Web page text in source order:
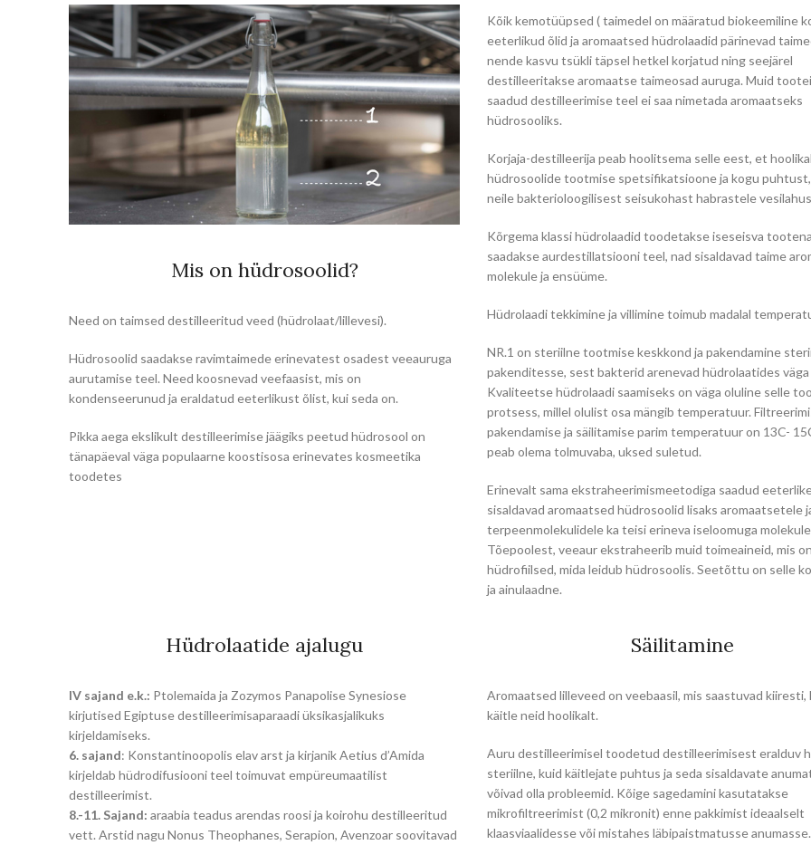
Mis on hüdrosoolid?
Need on taimsed destilleeritud veed (hüdrolaat/lillevesi).
Hüdrosoolid saadakse ravimtaimede erinevatest osadest veeauruga
aurutamise teel. Need koosnevad veefaasist, mis on
kondenseerunud ja eraldatud eeterlikust õlist, kui seda on.
Pikka aega ekslikult destilleerimise jäägiks peetud hüdrosool on
tänapäeval väga populaarne koostisosa erinevates kosmeetika
toodetes
Kõik kemotüüpsed ( taimedel on määratud biokeemiline
eeterlikud õlid ja aromaatsed hüdrolaadid pärinevad
nende kasvu tsükli täpsel hetkel korjatud ning seejärel
destilleeritakse aromaatse taimeosad auruga. Muid
saadud destilleerimise teel ei saa nimetada aromaatseks
hüdrosooliks.
Korjaja-destilleerija peab hoolitsema selle eest, et
hüdrosoolide tootmise spetsifikatsioone ja kogu puhtust,
neile bakterioloogilisest seisukohast habrastele
Kõrgema klassi hüdrolaadid toodetakse iseseisva
saadakse aurdestillatsiooni teel, nad sisaldavad taime
molekule ja ensüüme.
Hüdrolaadi tekkimine ja villimine toimub madalal
NR.1 on steriilne tootmise keskkond ja pakendamine
pakenditesse, sest bakterid arenevad hüdrolaatides
Kvaliteetse hüdrolaadi saamiseks on väga oluline selle
protsess, millel olulist osa mängib temperatuur.
pakendamise ja säilitamise parim temperatuur on 13C-
peab olema tolmuvaba, uksed suletud.
Erinevalt sama ekstraheerimismeetodiga saadud
sisaldavad aromaatsed hüdrosoolid lisaks aromaatsetele
terpeenmolekulidele ka teisi erineva iseloomuga
Tõepoolest, veeaur ekstraheerib muid toimeaineid, mis on
hüdrofiilsed, mida leidub hüdrosoolis. Seetõttu on selle
ja ainulaadne.
Hüdrolaatide ajalugu
IV sajand e.k.: Ptolemaida ja Zozymos Panapolise Synesiose
kirjutised Egiptuse destilleerimisaparaadi üksikasjalikuks
kirjeldamiseks.
6. sajand: Konstantinoopolis elav arst ja kirjanik Aetius d’Amida
kirjeldab hüdrodifusiooni teel toimuvat empüreumaatilist
destilleerimist.
8.-11. Sajand: araabia teadus arendas roosi ja koirohu destilleeritud
vett. Arstid nagu Nonus Theophanes, Serapion, Avenzoar soovitavad
Säilitamine
Aromaatsed lilleveed on veebaasil, mis saastuvad kiiresti,
käitle neid hoolikalt.
Auru destilleerimisel toodetud destilleerimisest eralduv
steriilne, kuid käitlejate puhtus ja seda sisaldavate
võivad olla probleemid. Kõige sagedamini kasutatakse
mikrofiltreerimist (0,2 mikronit) enne pakkimist ideaalselt
klaasviaalidesse või mistahes läbipaistmatusse